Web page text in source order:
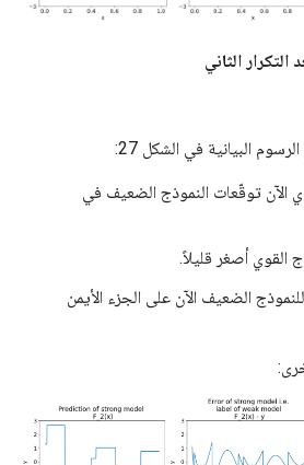
البيانية في الشكل 27:
الآن توقّعات النموذج الضعيف في
القوي أصغر قليلاً.
الضعيف الآن على الجزء الأيمن